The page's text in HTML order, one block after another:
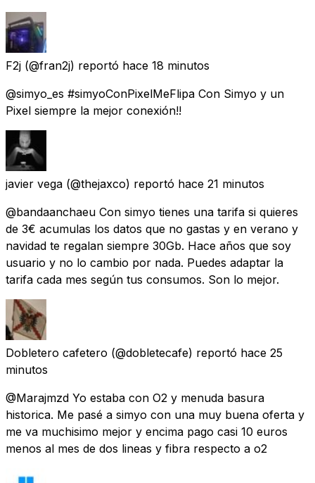
F2j (@fran2j) reportó hace 18 minutos
@simyo_es #simyoConPixelMeFlipa Con Simyo y un
Pixel siempre la mejor conexión!!
javier vega (@thejaxco) reportó hace 21 minutos
@bandaanchaeu Con simyo tienes una tarifa si quieres
de 3€ acumulas los datos que no gastas y en verano y
navidad te regalan siempre 30Gb. Hace años que soy
usuario y no lo cambio por nada. Puedes adaptar la
tarifa cada mes según tus consumos. Son lo mejor.
Dobletero cafetero (@dobletecafe) reportó hace 25
minutos
@Marajmzd Yo estaba con O2 y menuda basura
historica. Me pasé a simyo con una muy buena oferta y
me va muchisimo mejor y encima pago casi 10 euros
menos al mes de dos lineas y fibra respecto a o2